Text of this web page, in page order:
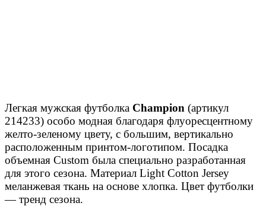
Легкая мужская футболка Champion (артикул
214233) особо модная благодаря флуоресцентному
желто-зеленому цвету, с большим, вертикально
расположенным принтом-логотипом. Посадка
объемная Custom была специально разработанная
для этого сезона. Материал Light Cotton Jersey
меланжевая ткань на основе хлопка. Цвет футболки
— тренд сезона.